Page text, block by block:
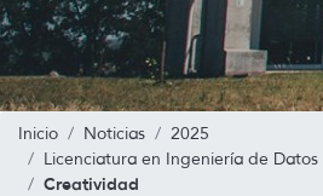
Inicio Noticias
2025
Licenciatura en Ingeniería de
Creatividad